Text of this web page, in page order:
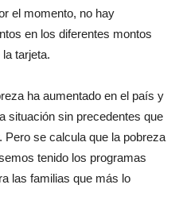
el momento, no hay
en los diferentes montos
tarjeta.
ha aumentado en el país y
situación sin precedentes que
se calcula que la pobreza
tenido los programas
las familias que más lo